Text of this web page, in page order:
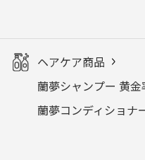
ヘアケア商品
蘭夢シャンプー 黄金
蘭夢コンディショナ